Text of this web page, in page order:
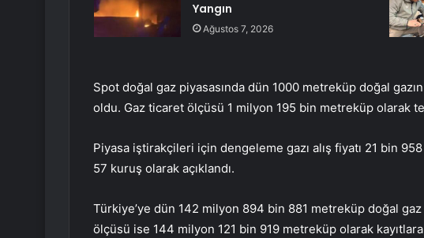
Yangın
Ağustos 7, 2026
Spot doğal gaz piyasasında dün 1000 metreküp doğal
oldu. Gaz ticaret ölçüsü 1 milyon 195 bin metreküp olarak
Piyasa iştirakçileri için dengeleme gazı alış fiyatı 21 bin
57 kuruş olarak açıklandı.
Türkiye’ye dün 142 milyon 894 bin 881 metreküp doğal
ölçüsü ise 144 milyon 121 bin 919 metreküp olarak